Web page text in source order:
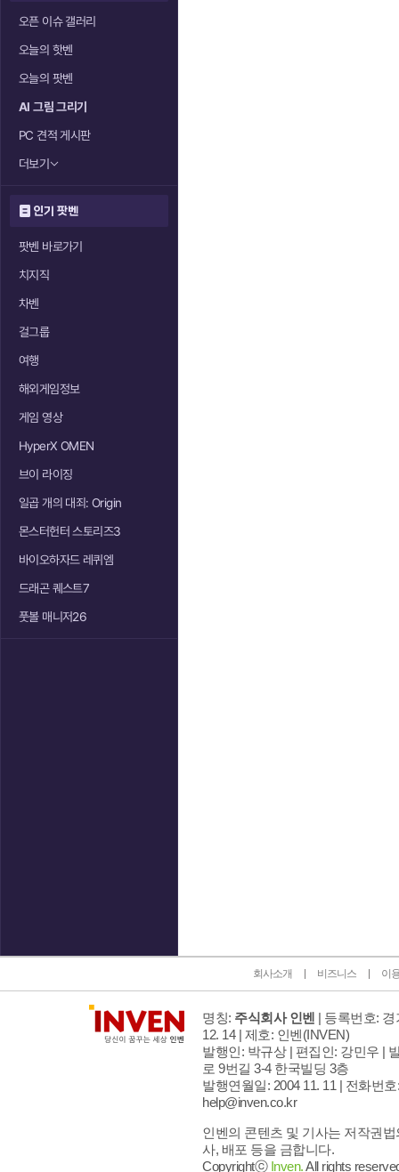
오픈 이슈 갤러리
오늘의 핫벤
오늘의 팟벤
AI 그림 그리기
PC 견적 게시판
더보기
인기 팟벤
팟벤 바로가기
치지직
차벤
걸그룹
여행
해외게임정보
게임 영상
HyperX OMEN
브이 라이징
일곱 개의 대죄: Origin
몬스터헌터 스토리즈3
바이오하자드 레퀴엠
드래곤 퀘스트7
풋볼 매니저26
회사소개 비즈니스 이
명칭: 주식회사 인벤 | 등록번호:
12. 14 | 제호: 인벤(INVEN)
발행인: 박규상 | 편집인: 강민우 |
로 9번길 3-4 한국빌딩 3층
발행연월일: 2004 11. 11 | 전화번호
help@inven.co.kr
인벤의 콘텐츠 및 기사는 저작권
사, 배포 등을 금합니다.
Copyrightⓒ Inven.All rights